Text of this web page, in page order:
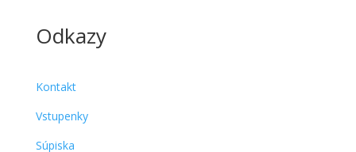
Odkazy
Kontakt
Vstupenky
Súpiska